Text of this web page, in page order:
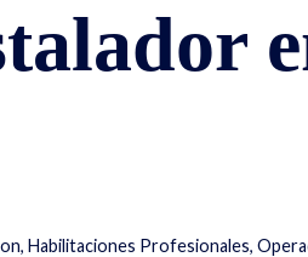
, Habilitaciones Profesionales,